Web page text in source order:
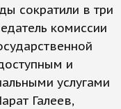
сократили в три
комиссии
и
услугами
Галеев,